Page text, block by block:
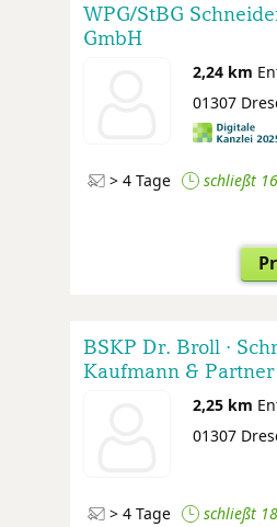
WPG/StBG
GmbH
2,24 km
01307
> 4 Tage schließt
BSKP Dr. Broll ·
Kaufmann & Partner
Steuerberater ·
Rechtsanwälte
2,25 km
01307
> 4 Tage schließt